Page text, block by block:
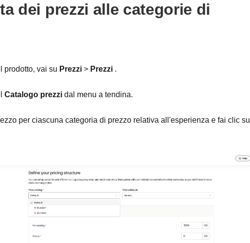
dei prezzi alle categorie di
prodotto, vai su Prezzi > Prezzi .
Catalogo prezzi dal menu a tendina.
per ciascuna categoria di prezzo relativa all'esperienza e fai clic su